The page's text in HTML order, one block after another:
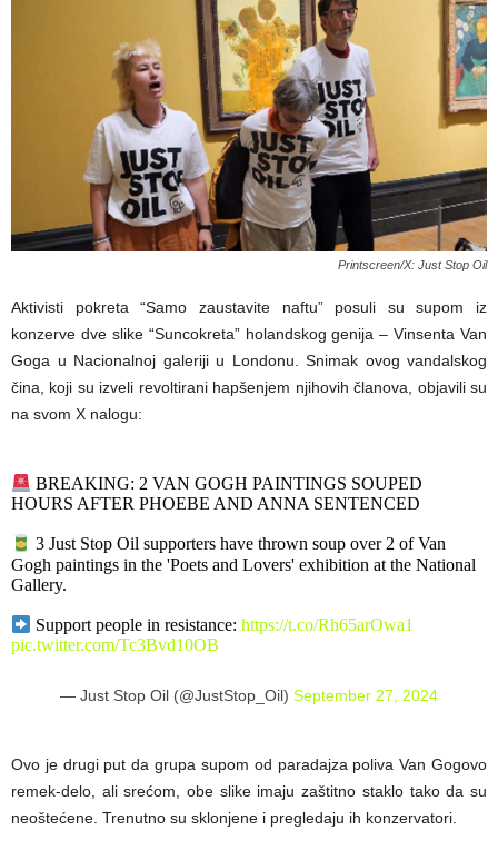
Printscreen/X: Just Stop Oil
Aktivisti pokreta “Samo zaustavite naftu” posuli su supom iz
konzerve dve slike “Suncokreta” holandskog genija – Vinsenta Van
Goga u Nacionalnoj galeriji u Londonu. Snimak ovog vandalskog
čina, koji su izveli revoltirani hapšenjem njihovih članova, objavili su
na svom X nalogu:
BREAKING: 2 VAN GOGH PAINTINGS SOUPED
HOURS AFTER PHOEBE AND ANNA SENTENCED
3 Just Stop Oil supporters have thrown soup over 2 of Van
Gogh paintings in the 'Poets and Lovers' exhibition at the National
Gallery.
Support people in resistance:https://t.co/Rh65arOwa1
pic.twitter.com/Tc3Bvd10OB
— Just Stop Oil (@JustStop_Oil) September 27, 2024
Ovo je drugi put da grupa supom od paradajza poliva Van Gogovo
remek-delo, ali srećom, obe slike imaju zaštitno staklo tako da su
neoštećene. Trenutno su sklonjene i pregledaju ih konzervatori.